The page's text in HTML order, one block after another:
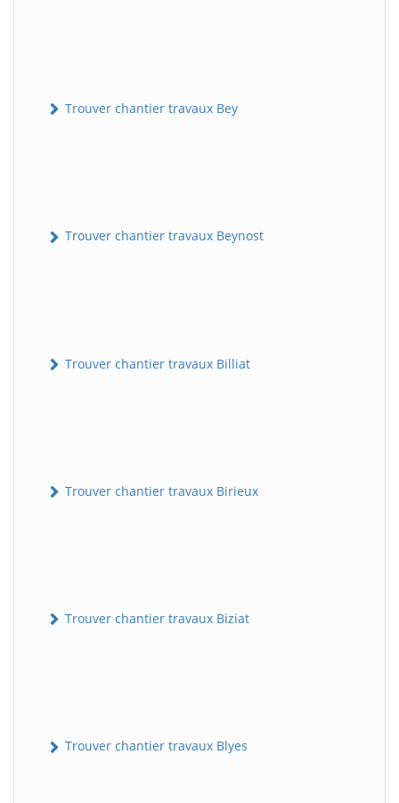
Trouver chantier travaux Bey
Trouver chantier travaux Beynost
Trouver chantier travaux Billiat
Trouver chantier travaux Birieux
Trouver chantier travaux Biziat
Trouver chantier travaux Blyes